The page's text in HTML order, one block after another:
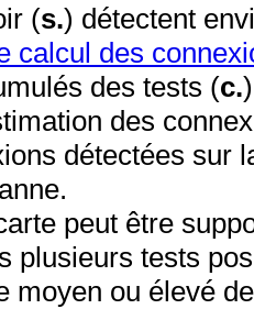
(s.) détectent
calcul des
des tests (c.
des
détectées sur
peut être
plusieurs tests
ou élevé